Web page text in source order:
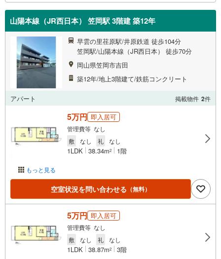
山陽本線（JR西日本） 笠岡駅 3階建 築12年
早雲の里荏原駅/井原鉄道 徒歩104分
笠岡駅/山陽本線（JR西日本） 徒歩70分
岡山県笠岡市吉田
築12年/地上3階建て/鉄筋コンクリート
アパート 掲載物件 2件
もっと見る
5万円 即入居可
管理費等 なし
敷
なし 礼 なし
1LDK 38.34m2 1階
空室状況を問い合わせる （無料）
5万円 即入居可
管理費等 なし
敷
なし 礼 なし
1LDK 38.87m2 3階